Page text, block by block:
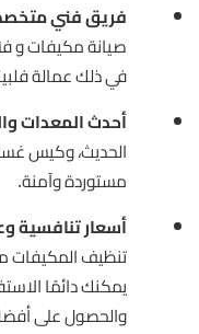
فريق فني
صيانة مكيفات و
في ذلك عمالة
أحدث المعدات
الحديث، وكيس
مستوردة وآمنة.
أسعار
تنظيف
يمكنك دائمًا
والحصول على